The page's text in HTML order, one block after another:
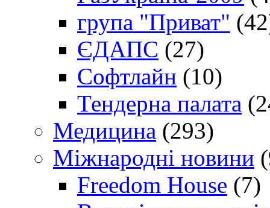
група "Приват"
ЄДАПС (27)
Софтлайн (10)
Тендерна палата
Медицина (293)
Міжнародні новини
Freedom House (7)